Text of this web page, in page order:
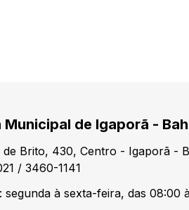
de Igaporã -
de Brito, 430, Centro - Igaporã -
/ 3460-1141
segunda à sexta-feira, das 08:00